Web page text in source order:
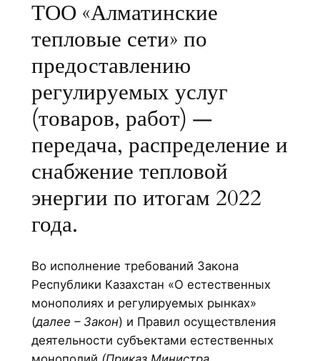
ТОО «Алматинские
тепловые сети» по
предоставлению
регулируемых услуг
(товаров, работ) —
передача, распределение и
снабжение тепловой
энергии по итогам 2022
года.
Во исполнение требований Закона
Республики Казахстан «О естественных
монополиях и регулируемых рынках»
(далее – Закон) и Правил осуществления
деятельности субъектами естественных